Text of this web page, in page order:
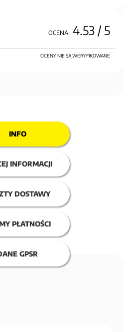
OCENA: 4.53 / 5
OCENY NIE SĄ WERYFIKOWANE
INFO
INFORMACJI
DOSTAWY
PŁATNOŚCI
GPSR